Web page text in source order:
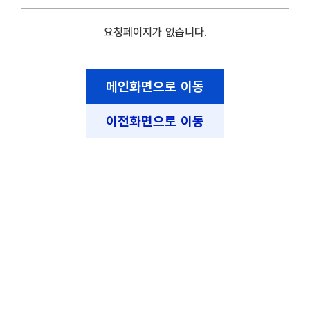
요청페이지가 없습니다.
메인화면으로 이동
이전화면으로 이동